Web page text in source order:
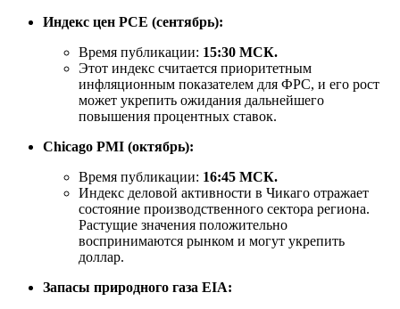
Индекс цен PCE (сентябрь):
Время публикации: 15:30 МСК.
Этот индекс считается приоритетным
инфляционным показателем для ФРС, и его рост
может укрепить ожидания дальнейшего
повышения процентных ставок.
Chicago PMI (октябрь):
Время публикации: 16:45 МСК.
Индекс деловой активности в Чикаго отражает
состояние производственного сектора региона.
Растущие значения положительно
воспринимаются рынком и могут укрепить
доллар.
Запасы природного газа EIA: